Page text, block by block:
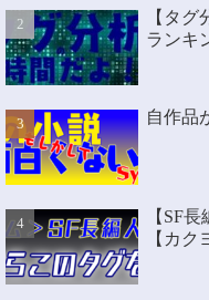
【タ
ランキ
自作品
【SF
【カク